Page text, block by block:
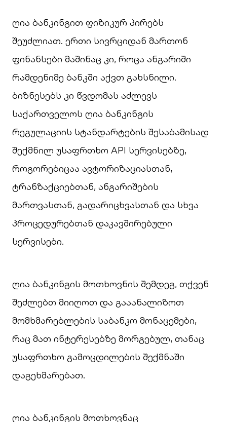
ღია ბანკინგით ფიზიკურ პირებს
შეუძლიათ. ერთი სივრციდან მართონ
ფინანსები მაშინაც კი, როცა ანგარიში
რამდენიმე ბანკში აქვთ გახსნილი.
ბიზნესებს კი წვდომას აძლევს
საქართველოს ღია ბანკინგის
რეგულაციის სტანდარტების შესაბამისად
შექმნილ უსაფრთხო API სერვისებზე,
როგორებიცაა ავტორიზაციასთან,
ტრანზაქციებთან, ანგარიშების
მართვასთან, გადარიცხვასთან და სხვა
პროცედურებთან დაკავშირებული
სერვისები.
ღია ბანკინგის მოთხოვნის შემდეგ, თქვენ
შეძლებთ მიიღოთ და გააანალიზოთ
მომხმარებლების საბანკო მონაცემები,
რაც მათ ინტერესებზე მორგებულ, თანაც
უსაფრთხო გამოცდილების შექმნაში
დაგეხმარებათ.
ღია ბანკინგის მოთხოვნაც